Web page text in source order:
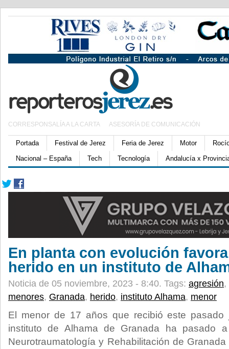
CORRESPONSALÍA A LA CARTA ASESORÍA DE COMUNICACIÓN
Portada Festival de Jerez Feria de Jerez Motor
Nacional – España
Tech Tecnología Andalucía x
En planta con evolución
herido en un instituto de
Noticia de 05 noviembre, 2023 - 8:40. Tags: agresión,
menores, Granada, herido, instituto Alhama, menor
El menor de 17 años que recibió este
instituto de Alhama de Granada ha pasado
Neurotraumatología y Rehabilitación de